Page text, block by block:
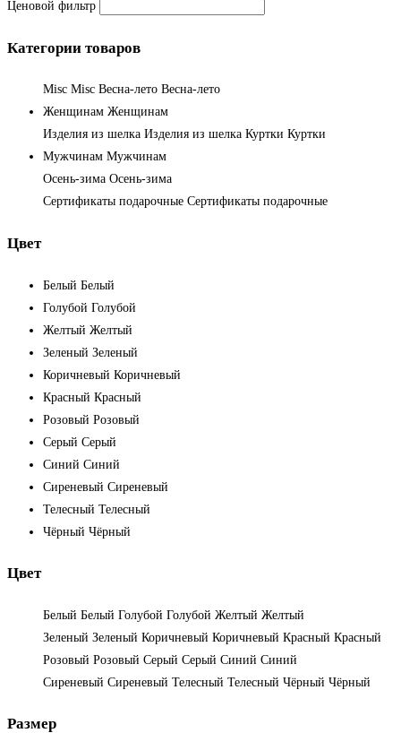
Ценовой фильтр
Категории товаров
Misc Misc Весна-лето Весна-лето
Женщинам Женщинам
Изделия из шелка Изделия из шелка Куртки Куртки
Мужчинам Мужчинам
Осень-зима Осень-зима
Сертификаты подарочные Сертификаты подарочные
Цвет
Белый Белый
Голубой Голубой
Желтый Желтый
Зеленый Зеленый
Коричневый Коричневый
Красный Красный
Розовый Розовый
Серый Серый
Синий Синий
Сиреневый Сиреневый
Телесный Телесный
Чёрный Чёрный
Цвет
Белый Белый Голубой Голубой Желтый Желтый
Зеленый Зеленый Коричневый Коричневый Красный Красный
Розовый Розовый Серый Серый Синий Синий
Сиреневый Сиреневый Телесный Телесный Чёрный Чёрный
Размер